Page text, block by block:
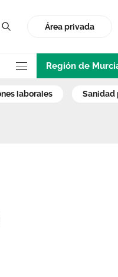
Área privada
Región de
laborales